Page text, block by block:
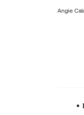
Angie